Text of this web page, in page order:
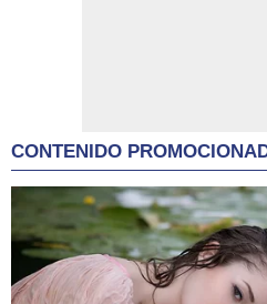
CONTENIDO